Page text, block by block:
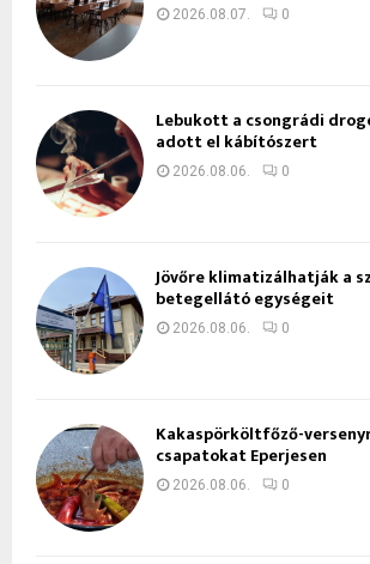
2026.08.07. 0
Lebukott a csongrádi
adott el kábítószert
2026.08.06. 0
Jövőre klimatizálhatják a
betegellátó egységeit
2026.08.06. 0
Kakaspörköltfőző-
csapatokat Eperjesen
2026.08.06. 0